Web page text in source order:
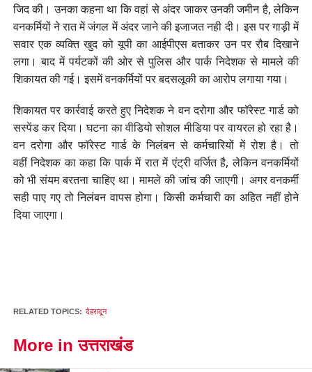
जिद की। उनका कहना था कि वहां से अंदर जाकर उनकी जमीन है, लेकिन
वनकर्मियों ने रात में जंगल में अंदर जाने की इजाजत नही दी। इस पर गाड़ी में
सवार एक व्यक्ति खुद को यूपी का आईपीएस बताकर उन पर रौब दिखाने
लगा। बाद में पर्यटकों की ओर से पुलिस और पार्क निदेशक से मामले की
शिकायत की गई। इसमें वनकर्मियों पर बदसलूकी का आरोप लगाया गया।
शिकायत पर कार्रवाई करते हुए निदेशक ने वन दरोगा और फॉरेस्ट गार्ड को
सस्पेंड कर दिया। घटना का वीडियो सोशल मीडिया पर वायरल हो रहा है।
वन दरोगा और फॉरेस्ट गार्ड के निलंबन से कर्मचारियों में रोश है। तो
वहीं निदेशक का कहा कि पार्क में रात में एंट्री वर्जित है, लेकिन वनकर्मियों
को भी संयम बरतना चाहिए था। मामले की जांच की जाएगी। अगर वनकर्मी
सही पाए गए तो निलंबन वापस होगा। किसी कर्मचारी का अहित नहीं होने
दिया जाएगा।
RELATED TOPICS: देहरादून
More in उत्तराखंड